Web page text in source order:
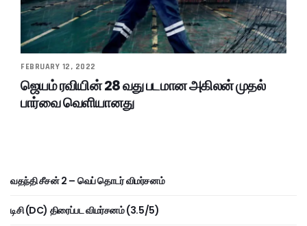
FEBRUARY 12, 2022
ஜெயம் ரவியின் 28 வது படமான அகிலன் முதல்
பார்வை வெளியானது
வதந்தி சீசன் 2 – வெப் தொடர் விமர்சனம்
டிசி (DC) திரைப்பட விமர்சனம் (3.5/5)